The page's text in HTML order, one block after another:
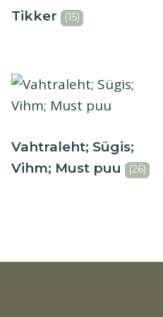
Tikker (15)
Vahtraleht; Sügis;
Vihm; Must puu
(26)